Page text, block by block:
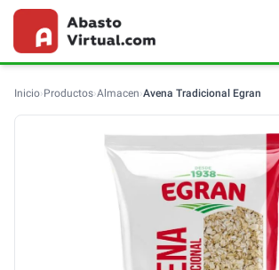
Inicio›Productos›Almacen›Avena Tradicional Egran